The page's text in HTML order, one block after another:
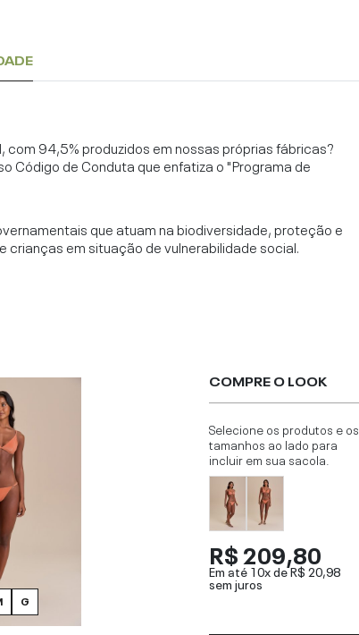
com 94,5% produzidos em nossas próprias fábricas?
Código de Conduta que enfatiza o "Programa de
que atuam na biodiversidade, proteção e
em situação de vulnerabilidade social.
G
COMPRE O LOOK
Selecione os produtos e os
tamanhos ao lado para
incluir em sua sacola.
R$ 209,80
Em até 10x deR$ 20,98
sem juros